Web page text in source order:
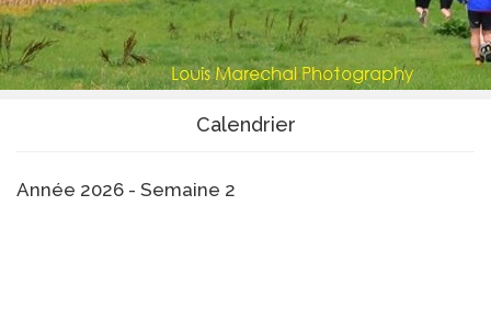
Calendrier
Année 2026 - Semaine 2